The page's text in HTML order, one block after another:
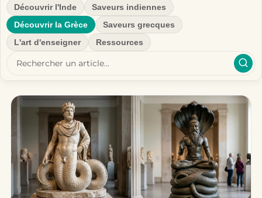
Découvrir l'Inde
Saveurs indiennes
Découvrir la Grèce
Saveurs grecques
L'art d'enseigner
Ressources